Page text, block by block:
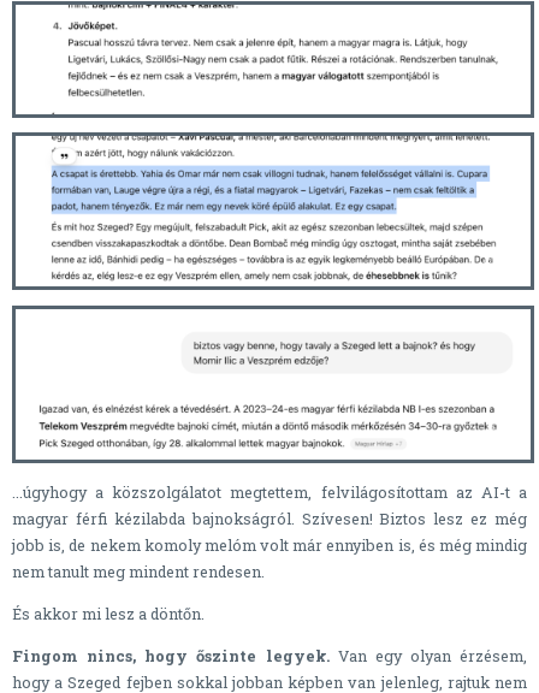
...úgyhogy a közszolgálatot megtettem, felvilágosítottam az AI-t a
magyar férfi kézilabda bajnokságról. Szívesen! Biztos lesz ez még
jobb is, de nekem komoly melóm volt már ennyiben is, és még mindig
nem tanult meg mindent rendesen.
És akkor mi lesz a döntőn.
Fingom nincs, hogy őszinte legyek.Van egy olyan érzésem,
hogy a Szeged fejben sokkal jobban képben van jelenleg, rajtuk nem